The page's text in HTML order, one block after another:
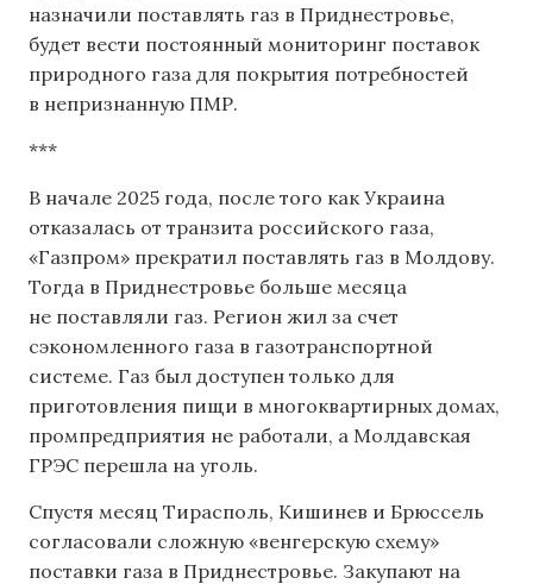
назначили поставлять газ в Приднестровье,
будет вести постоянный мониторинг поставок
природного газа для покрытия потребностей
в непризнанную ПМР.
***
В начале 2025 года, после того как Украина
отказалась от транзита российского газа,
«Газпром» прекратил поставлять газ в Молдову.
Тогда в Приднестровье больше месяца
не поставляли газ. Регион жил за счет
сэкономленного газа в газотранспортной
системе. Газ был доступен только для
приготовления пищи в многоквартирных домах,
промпредприятия не работали, а Молдавская
ГРЭС перешла на уголь.
Спустя месяц Тирасполь, Кишинев и Брюссель
согласовали сложную «венгерскую схему»
поставки газа в Приднестровье. Закупают на